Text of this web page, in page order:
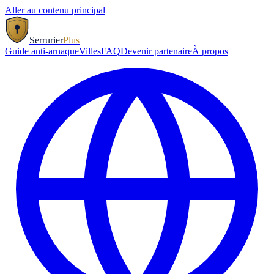
Aller au contenu principal
SerrurierPlus
Guide anti-arnaqueVillesFAQDevenir partenaireÀ propos